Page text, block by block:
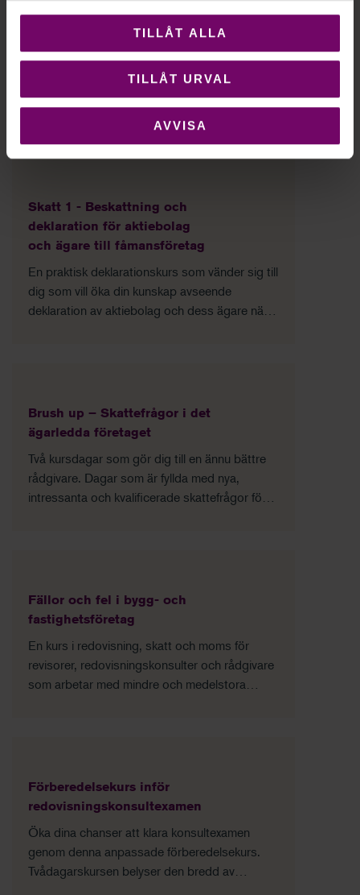
TILLÅT ALLA
TILLÅT URVAL
AVVISA
Relaterade utbildningar
Skatt 1 - Beskattning och
deklaration för aktiebolag
och ägare till fåmansföretag
En praktisk deklarationskurs som vänder sig till
dig som vill öka din kunskap avseende
deklaration av aktiebolag och dess ägare när
Brush up – Skattefrågor i det
ägarledda företaget
Två kursdagar som gör dig till en ännu bättre
rådgivare. Dagar som är fyllda med nya,
intressanta och kvalificerade skattefrågor för
Fällor och fel i bygg- och
fastighetsföretag
En kurs i redovisning, skatt och moms för
revisorer, redovisningskonsulter och rådgivare
som arbetar med mindre och medelstora
Förberedelsekurs inför
redovisningskonsultexamen
Öka dina chanser att klara konsultexamen
genom denna anpassade förberedelsekurs.
Tvådagarskursen belyser den bredd av